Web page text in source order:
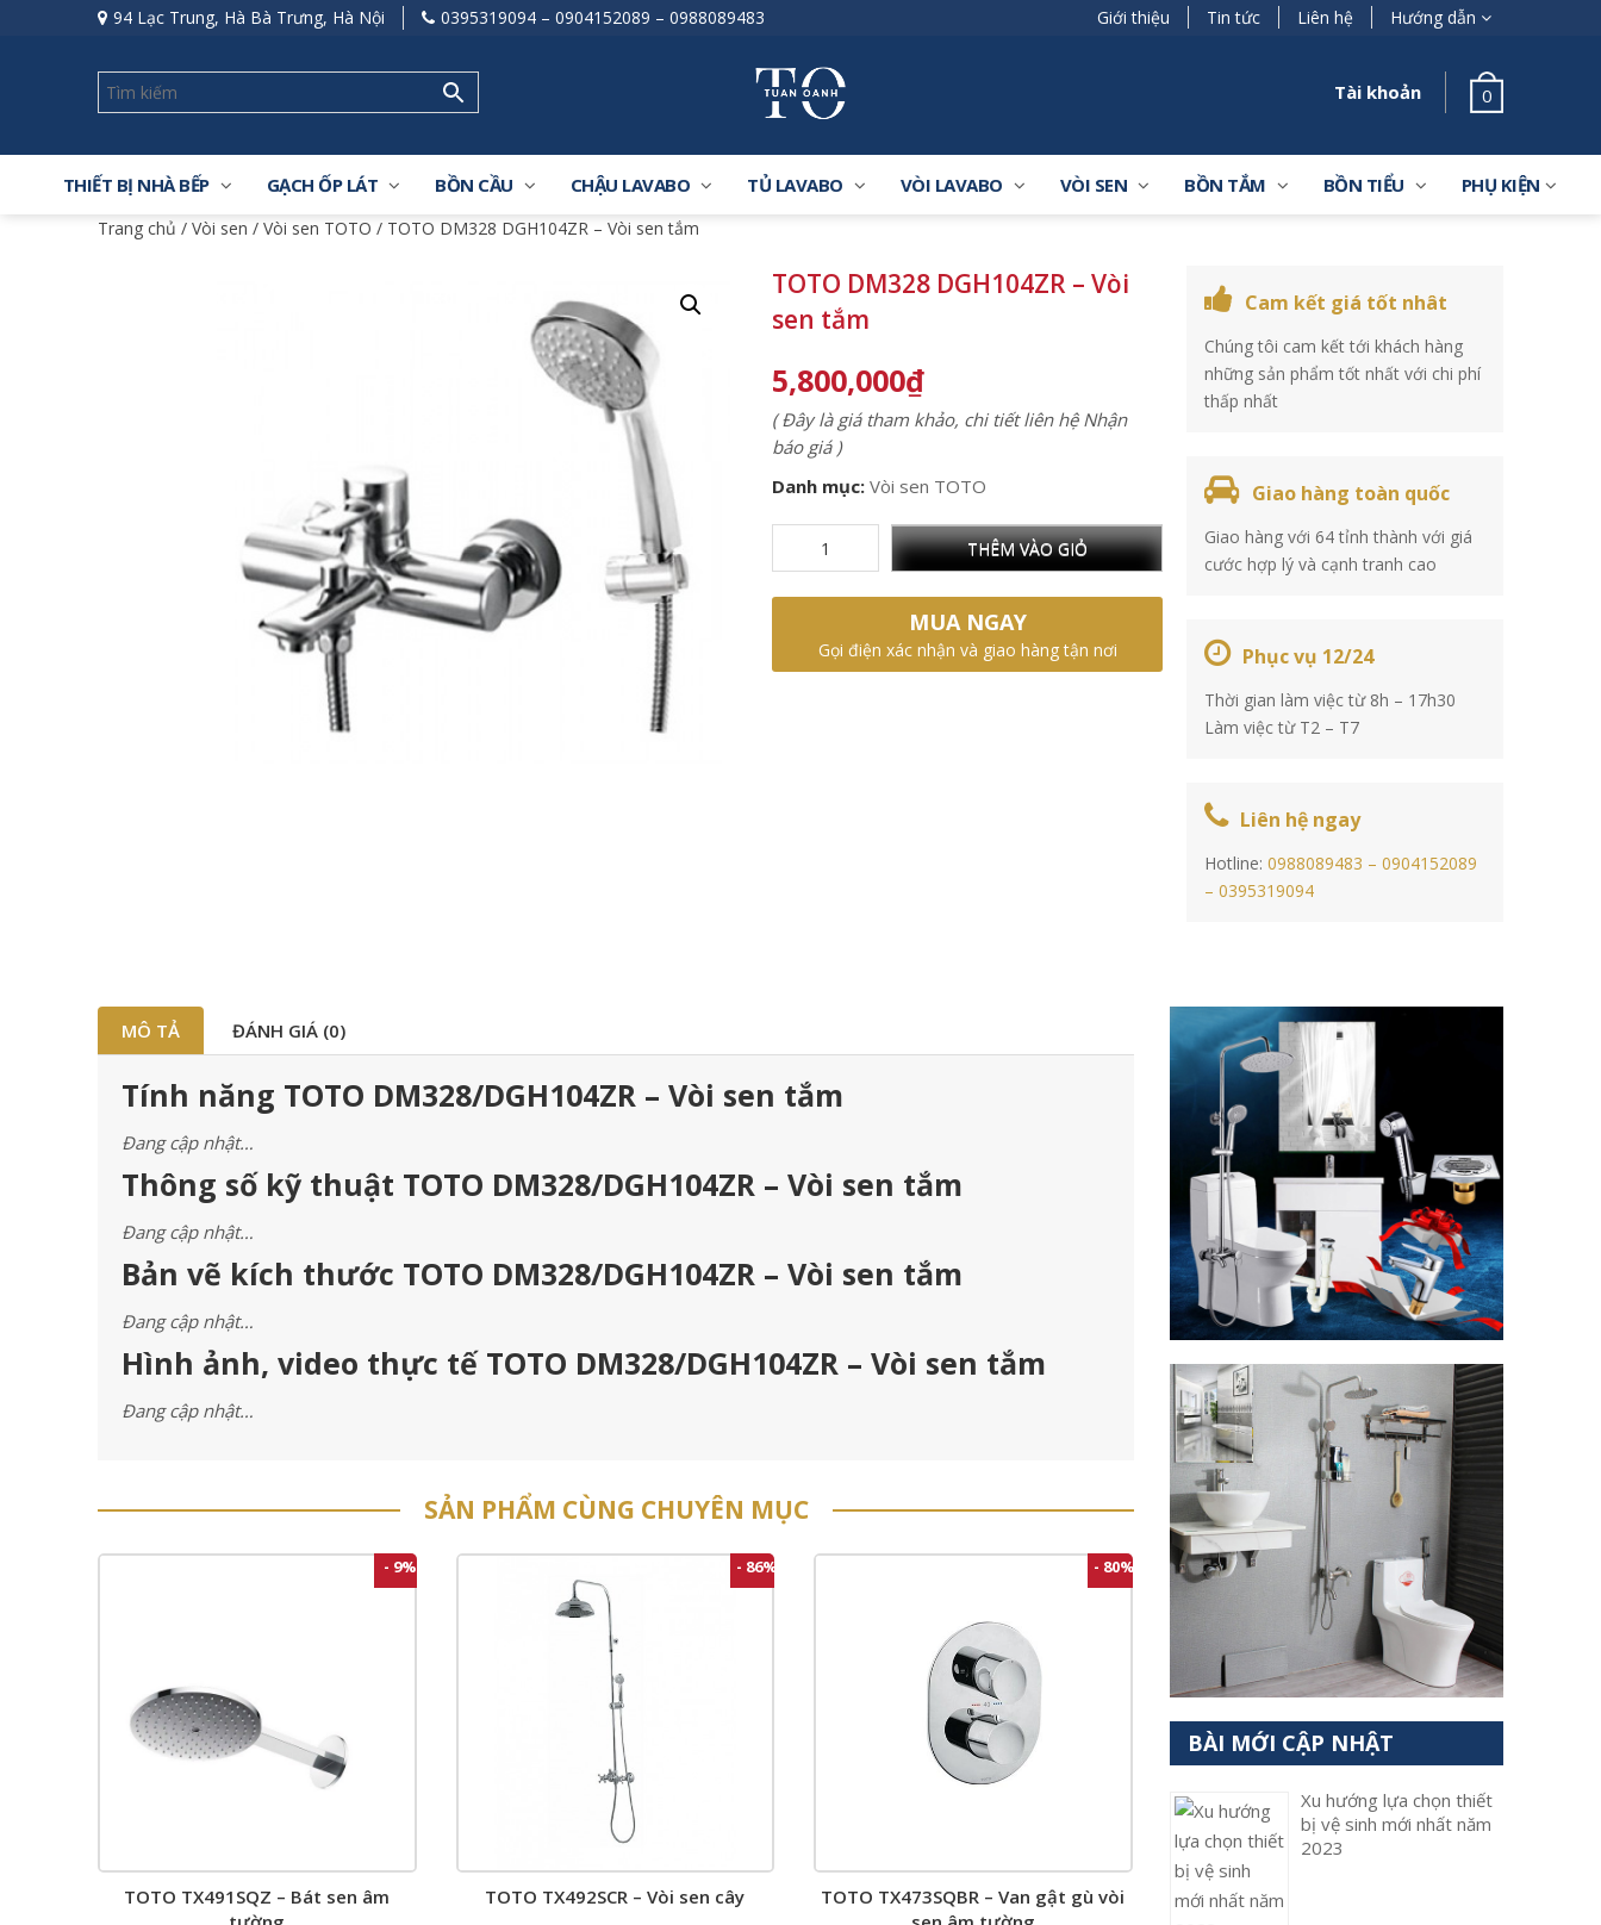
94 Lạc Trung, Hà Bà Trưng, Hà Nội 0395319094 – 0904152089 – 0988089483 Giới thiệu Tin tức Liên hệ Hướng dẫn
Tài khoản 0
THIẾT BỊ NHÀ BẾP GẠCH ỐP LÁT BỒN CẦU CHẬU LAVABO TỦ LAVABO VÒI LAVABO VÒI SEN BỒN TẮM BỒN TIỂU PHỤ KIỆN
Trang chủ / Vòi sen / Vòi sen TOTO / TOTO DM328 DGH104ZR – Vòi sen tắm
TOTO DM328 DGH104ZR – Vòi
sen tắm
5,800,000₫
( Đây là giá tham khảo, chi tiết liên hệ Nhận
báo giá )
Danh mục: Vòi sen TOTO
THÊM VÀO GIỎ
MUA NGAY
Gọi điện xác nhận và giao hàng tận nơi
Cam kết giá tốt nhât
Chúng tôi cam kết tới khách hàng
những sản phẩm tốt nhất với chi phí
thấp nhất
Giao hàng toàn quốc
Giao hàng với 64 tỉnh thành với giá
cước hợp lý và cạnh tranh cao
Phục vụ 12/24
Thời gian làm việc từ 8h – 17h30
Làm việc từ T2 – T7
Liên hệ ngay
Hotline: 0988089483 – 0904152089
– 0395319094
MÔ TẢ ĐÁNH GIÁ (0)
Tính năng TOTO DM328/DGH104ZR – Vòi sen tắm
Đang cập nhật…
Thông số kỹ thuật TOTO DM328/DGH104ZR – Vòi sen tắm
Đang cập nhật…
Bản vẽ kích thước TOTO DM328/DGH104ZR – Vòi sen tắm
Đang cập nhật…
Hình ảnh, video thực tế TOTO DM328/DGH104ZR – Vòi sen tắm
Đang cập nhật…
SẢN PHẨM CÙNG CHUYÊN MỤC
- 9%
TOTO TX491SQZ – Bát sen âm
- 86%
TOTO TX492SCR – Vòi sen cây
- 80%
TOTO TX473SQBR – Van gật gù vòi
BÀI MỚI CẬP NHẬT
Xu hướng lựa chọn thiết
bị vệ sinh mới nhất năm
2023